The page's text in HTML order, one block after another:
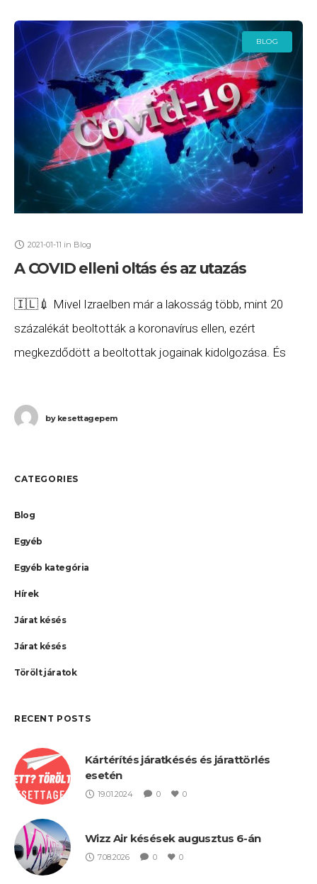
BLOG
2021-01-11 in Blog
A COVID elleni oltás és az utazás
🇮🇱💉 Mivel Izraelben már a lakosság több, mint 20
százalékát beoltották a koronavírus ellen, ezért
megkezdődött a beoltottak jogainak kidolgozása. És
bykesettagepem
CATEGORIES
Blog
Egyéb
Egyéb kategória
Hírek
Járat késés
Járat késés
Törölt járatok
RECENT POSTS
Kártérítés járatkésés és járattörlés
esetén
19.01.2024 0 0
Wizz Air késések augusztus 6-án
7.08.2026 0 0